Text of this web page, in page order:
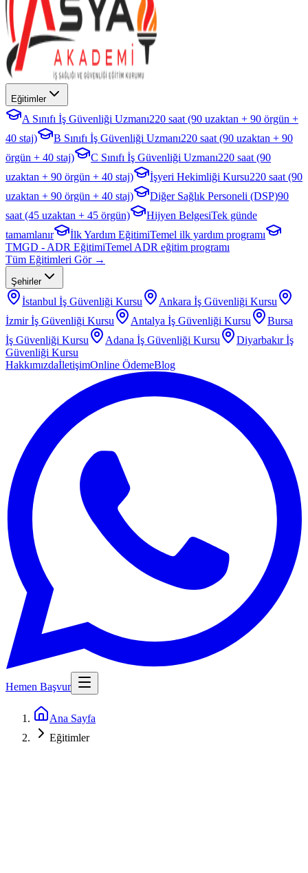
Eğitimler
A Sınıfı İş Güvenliği Uzmanı220 saat (90 uzaktan + 90 örgün +
40 staj)
B Sınıfı İş Güvenliği Uzmanı220 saat (90 uzaktan + 90
örgün + 40 staj)
C Sınıfı İş Güvenliği Uzmanı220 saat (90
uzaktan + 90 örgün + 40 staj)
İşyeri Hekimliği Kursu220 saat (90
uzaktan + 90 örgün + 40 staj)
Diğer Sağlık Personeli (DSP)90
saat (45 uzaktan + 45 örgün)
Hijyen BelgesiTek günde
tamamlanır
İlk Yardım EğitimiTemel ilk yardım programı
TMGD - ADR EğitimiTemel ADR eğitim programı
Tüm Eğitimleri Gör →
Şehirler
İstanbul İş Güvenliği Kursu Ankara İş Güvenliği Kursu
İzmirİş Güvenliği Kursu Antalya İş Güvenliği Kursu
Bursa
İş Güvenliği Kursu
Adana İş Güvenliği Kursu Diyarbakırİş
Güvenliği Kursu
HakkımızdaİletişimOnline ÖdemeBlog
Hemen Başvur
Ana Sayfa
Eğitimler